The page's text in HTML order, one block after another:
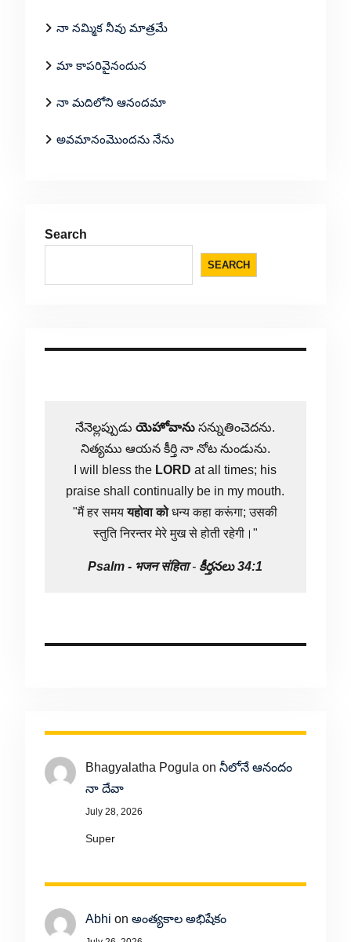
నా నమ్మిక నీవు మాత్రమే
మా కాపరివైనందున
నా మదిలోని ఆనందమా
అవమానంమొందను నేను
Search
SEARCH
నేనెల్లప్పుడుయెహోవాను సన్నుతించెదను.
నిత్యము ఆయన కీర్తి నా నోట నుండును.
I will bless the LORD at all times; his
praise shall continually be in my mouth.
"मैं हर समययहोवा कोधन्य कहा करूंगा; उसकी
स्तुति निरन्तर मेरे मुख से होती रहेगी।"
Psalm - भजन संहिता- కీర్తనలు 34:1
Bhagyalatha Pogula on నీలోనే ఆనందం
నా దేవా
July 28, 2026
Super
Abhi on అంత్యకాల అభిషేకం